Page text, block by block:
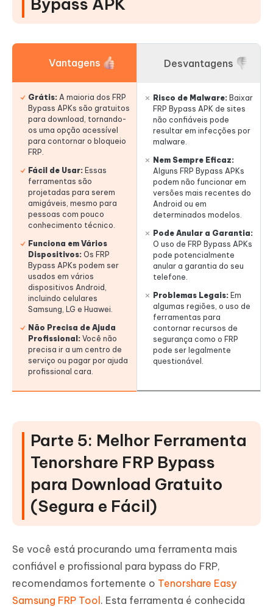
Vantagens
Grátis: A maioria dos FRP
Bypass APKs são gratuitos
para download, tornando-
os uma opção acessível
para contornar o bloqueio
FRP.
Fácil de Usar: Essas
ferramentas são
projetadas para serem
amigáveis, mesmo para
pessoas com pouco
conhecimento técnico.
Funciona em Vários
Dispositivos: Os FRP
Bypass APKs podem ser
usados em vários
dispositivos Android,
incluindo celulares
Samsung, LG e Huawei.
Não Precisa de Ajuda
Profissional: Você não
precisa ir a um centro de
serviço ou pagar por ajuda
profissional cara.
Desvantagens
Risco de Malware: Baixar
FRP Bypass APK de sites
não confiáveis pode
resultar em infecções por
malware.
Nem Sempre Eficaz:
Alguns FRP Bypass APKs
podem não funcionar em
versões mais recentes do
Android ou em
determinados modelos.
Pode Anular a Garantia:
O uso de FRP Bypass APKs
pode potencialmente
anular a garantia do seu
telefone.
Problemas Legais: Em
algumas regiões, o uso de
ferramentas para
contornar recursos de
segurança como o FRP
pode ser legalmente
questionável.
Parte 5: Melhor Ferramenta
Tenorshare FRP Bypass
para Download Gratuito
(Segura e Fácil)
Se você está procurando uma ferramenta mais
confiável e profissional para bypass do FRP,
recomendamos fortemente o Tenorshare Easy
Samsung FRP Tool. Esta ferramenta é conhecida